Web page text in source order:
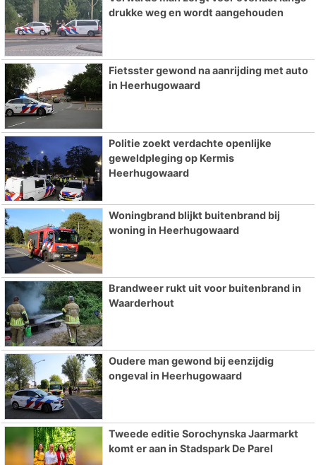
drukke weg en wordt aangehouden
Fietsster gewond na aanrijding met auto
in Heerhugowaard
Politie zoekt verdachte openlijke
geweldpleging op Kermis
Heerhugowaard
Woningbrand blijkt buitenbrand bij
woning in Heerhugowaard
Brandweer rukt uit voor buitenbrand in
Waarderhout
Oudere man gewond bij eenzijdig
ongeval in Heerhugowaard
Tweede editie Sorochynska Jaarmarkt
komt er aan in Stadspark De Parel